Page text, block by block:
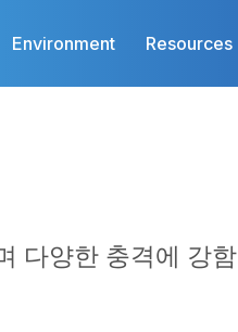
Environment Resources
다양한 충격에 강함